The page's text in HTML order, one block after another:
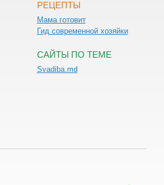
РЕЦЕПТЫ
Мама готовит
Гид современной хозяйки
САЙТЫ ПО ТЕМЕ
Svadiba.md